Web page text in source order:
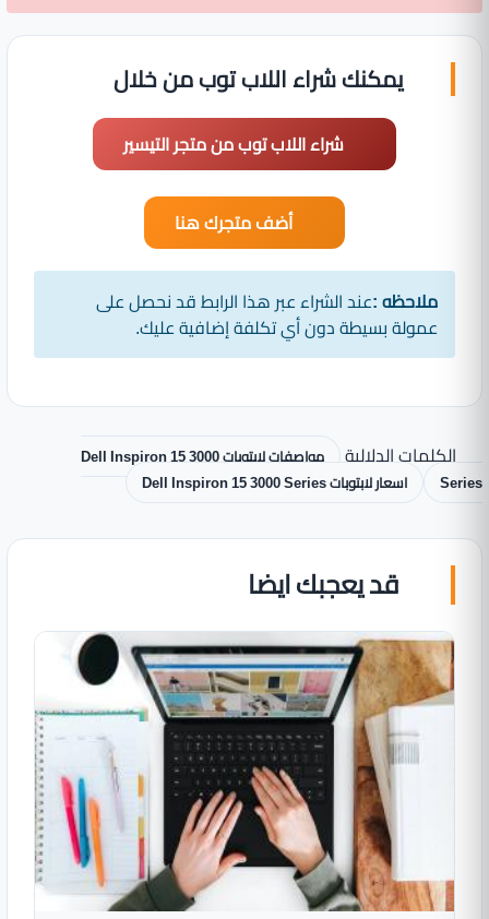
يمكنك شراء اللاب توب من خلال
شراء اللاب توب من متجر التيسير
أضف متجرك هنا
ملاحظه :عند الشراء عبر هذا الرابط قد نحصل على
عمولة بسيطة دون أي تكلفة إضافية عليك.
الكلمات الدلالية
مواصفات لابتوبات Dell Inspiron 15 3000
Series
اسعار لابتوبات Dell Inspiron 15 3000 Series
قد يعجبك ايضا